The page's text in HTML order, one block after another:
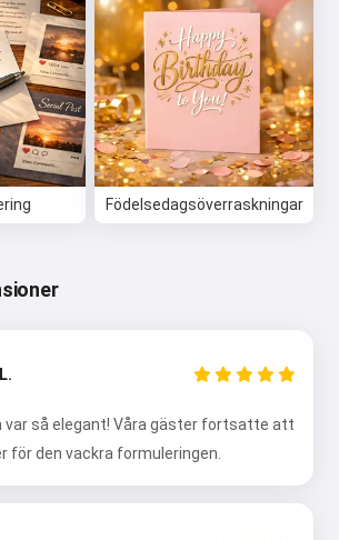
Födelsedagsöverraskningar
var så elegant! Våra gäster fortsatte att
för den vackra formuleringen.